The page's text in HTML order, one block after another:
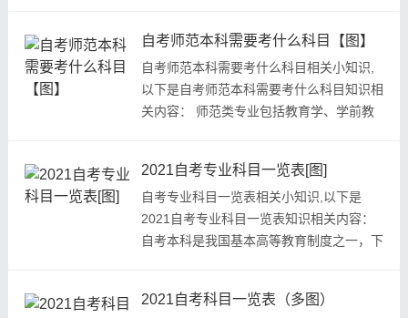
自考师范本科需要考什么科目【图】
自考师范本科需要考什么科目相关小知识,
以下是自考师范本科需要考什么科目知识相
关内容： 师范类专业包括教育学、学前教
2021自考专业科目一览表[图]
自考专业科目一览表相关小知识,以下是
2021自考专业科目一览表知识相关内容：
自考本科是我国基本高等教育制度之一，下
2021自考科目一览表（多图）